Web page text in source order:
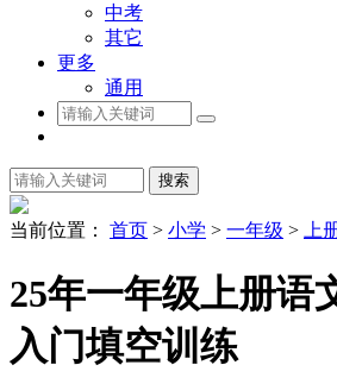
中考
其它
更多
通用
搜索
当前位置： 首页 > 小学 > 一年级 > 上
25年一年级上册语
入门填空训练